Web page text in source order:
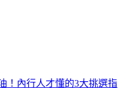
！內行人才懂的3大挑選指